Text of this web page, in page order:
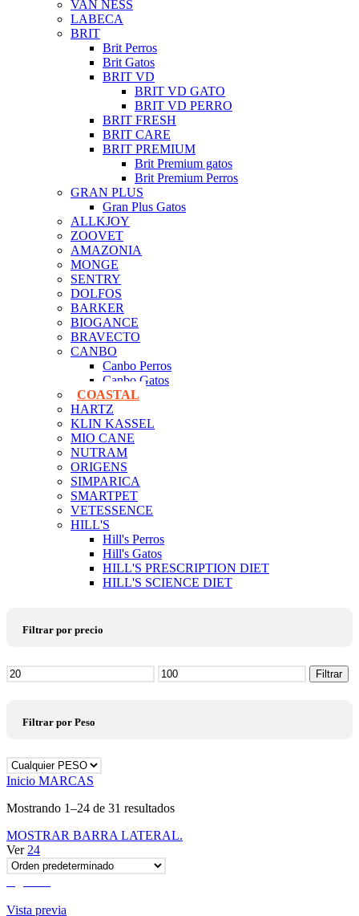
VAN NESS
LABECA
BRIT
Brit Perros
Brit Gatos
BRIT VD
BRIT VD GATO
BRIT VD PERRO
BRIT FRESH
BRIT CARE
BRIT PREMIUM
Brit Premium gatos
Brit Premium Perros
GRAN PLUS
Gran Plus Gatos
ALLKJOY
ZOOVET
AMAZONIA
MONGE
SENTRY
DOLFOS
BARKER
BIOGANCE
BRAVECTO
CANBO
Canbo Perros
Canbo Gatos
COASTAL
HARTZ
KLIN KASSEL
MIO CANE
NUTRAM
ORIGENS
SIMPARICA
SMARTPET
VETESSENCE
HILL'S
Hill's Perros
Hill's Gatos
HILL'S PRESCRIPTION DIET
HILL'S SCIENCE DIET
Filtrar por precio
Precio
mínimo
Filtrar
Filtrar por Peso
Inicio MARCAS
Mostrando 1–24 de 31 resultados
MOSTRAR BARRA LATERAL.
Ver 24
Vista previa